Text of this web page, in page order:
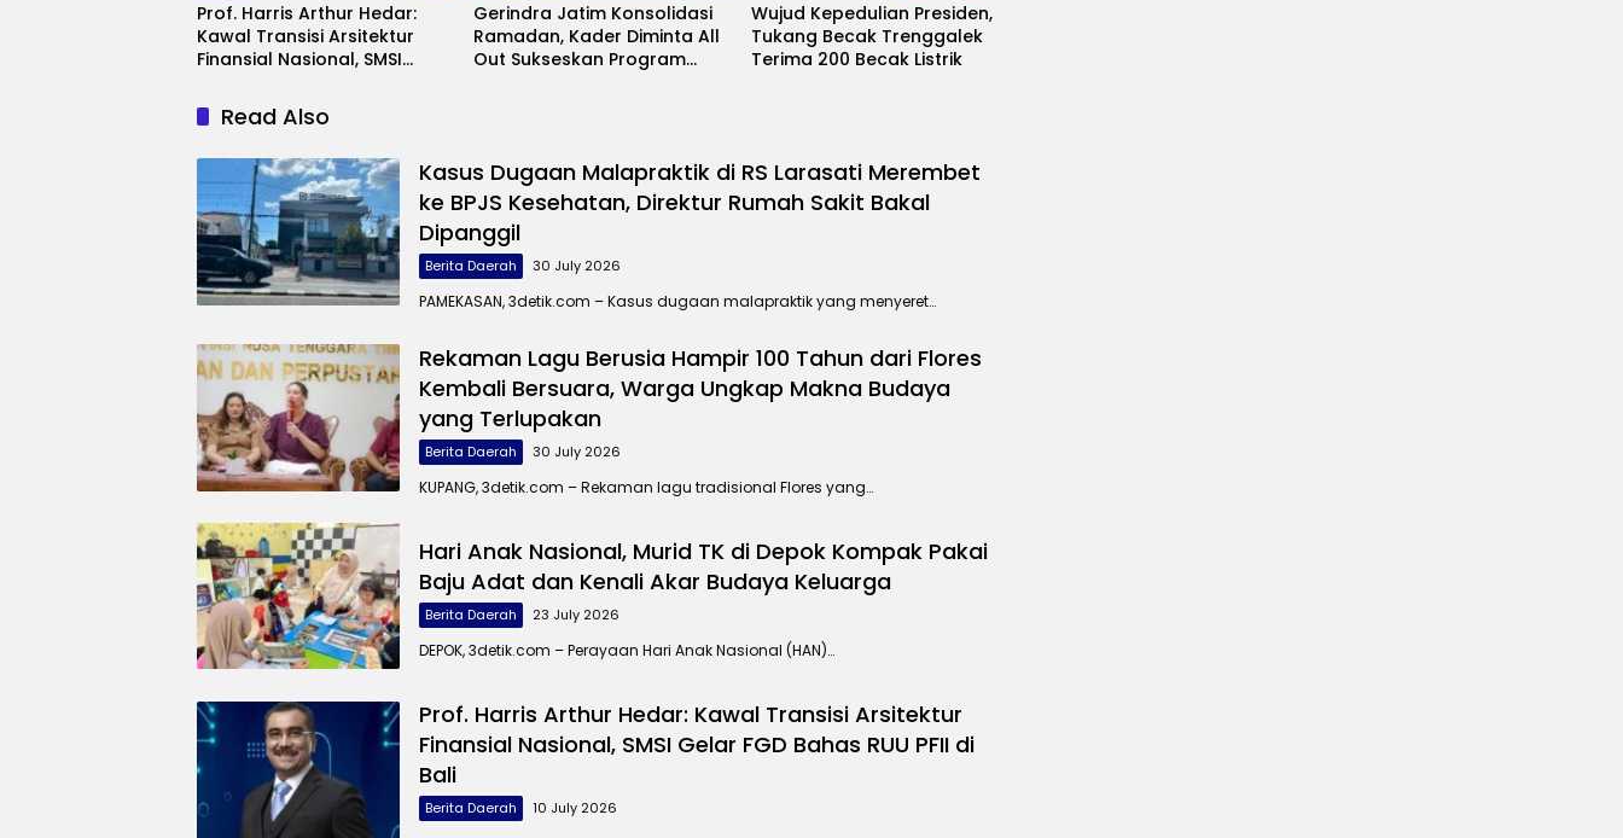
Prof. Harris Arthur Hedar:
Kawal Transisi Arsitektur
Finansial Nasional, SMSI
Bali
Gerindra Jatim Konsolidasi
Ramadan, Kader Diminta All
Out Sukseskan Program
Wujud Kepedulian Presiden,
Tukang Becak Trenggalek
Terima 200 Becak Listrik
Read Also
Kasus Dugaan Malapraktik di RS Larasati Merembet
ke BPJS Kesehatan, Direktur Rumah Sakit Bakal
Dipanggil
Berita Daerah 30 July 2026
PAMEKASAN, 3detik.com – Kasus dugaan malapraktik yang menyeret…
Rekaman Lagu Berusia Hampir 100 Tahun dari Flores
Kembali Bersuara, Warga Ungkap Makna Budaya
yang Terlupakan
Berita Daerah 30 July 2026
KUPANG, 3detik.com – Rekaman lagu tradisional Flores yang…
Hari Anak Nasional, Murid TK di Depok Kompak Pakai
Baju Adat dan Kenali Akar Budaya Keluarga
Berita Daerah 23 July 2026
DEPOK, 3detik.com – Perayaan Hari Anak Nasional (HAN)…
Prof. Harris Arthur Hedar: Kawal Transisi Arsitektur
Finansial Nasional, SMSI Gelar FGD Bahas RUU PFII di
Bali
Berita Daerah 10 July 2026